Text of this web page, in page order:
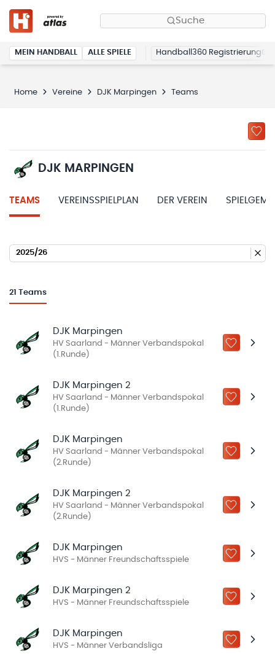
Suche
MEIN HANDBALL ALLE SPIELE Handball360 Registrierung
Home Vereine DJK Marpingen Teams
DJK MARPINGEN
TEAMS VEREINSSPIELPLAN DER VEREIN
2025/26
21 Teams
DJK Marpingen
HV Saarland - Männer Verbandspokal
(1.Runde)
ZU „MEINE
DJK Marpingen 2
HV Saarland - Männer Verbandspokal
(1.Runde)
ZU „MEINE
DJK Marpingen
HV Saarland - Männer Verbandspokal
(2.Runde)
ZU „MEINE
DJK Marpingen 2
HV Saarland - Männer Verbandspokal
(2.Runde)
ZU „MEINE
DJK Marpingen
HVS - Männer Freundschaftsspiele ZU „MEINE
DJK Marpingen 2
HVS - Männer Freundschaftsspiele ZU „MEINE
DJK Marpingen
HVS - Männer Verbandsliga ZU „MEINE